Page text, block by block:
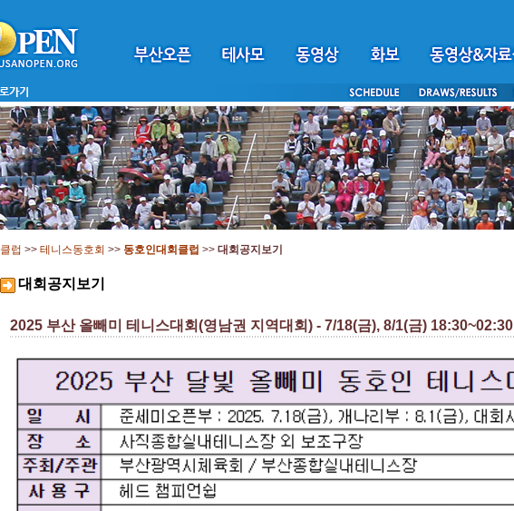
클럽 >> 테니스동호회 >> 동호인대회클럽 >> 대회공지보기
대회공지보기
2025 부산 올빼미 테니스대회(영남권 지역대회) - 7/18(금), 8/1(금) 18:30~02:30